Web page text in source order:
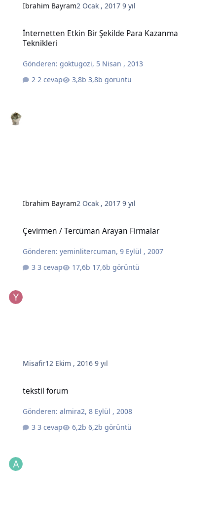
Ibrahim Bayram2 Ocak , 20179 yıl
İnternetten Etkin Bir Şekilde Para Kazanma
Teknikleri
Gönderen:goktugozi, 5 Nisan , 2013
2 cevap
3,8b görüntü
Ibrahim Bayram2 Ocak , 20179 yıl
Çevirmen / Tercüman Arayan Firmalar
Gönderen:yeminlitercuman,9 Eylül , 2007
3 cevap
17,6b görüntü
Misafir12 Ekim , 20169 yıl
tekstil forum
Gönderen:almira2,8 Eylül , 2008
3 cevap
6,2b görüntü